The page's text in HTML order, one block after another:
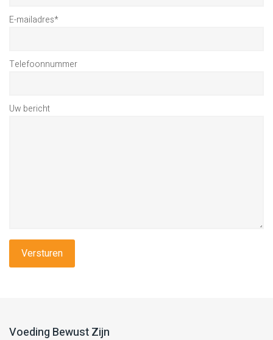
E-mailadres*
Telefoonnummer
Uw bericht
Voeding Bewust Zijn